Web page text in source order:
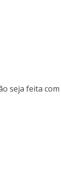
seja feita com